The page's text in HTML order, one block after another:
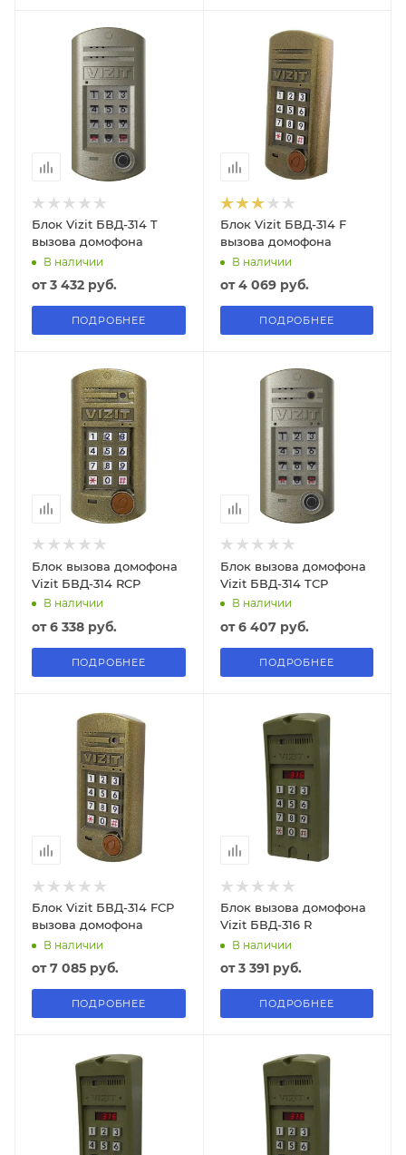
Блок Vizit БВД-314 T
вызова домофона
В наличии
от3 432 руб.
ПОДРОБНЕЕ
Блок Vizit БВД-314 F
вызова домофона
В наличии
от4 069 руб.
ПОДРОБНЕЕ
Блок вызова домофона
Vizit БВД-314 RCP
В наличии
от6 338 руб.
ПОДРОБНЕЕ
Блок вызова домофона
Vizit БВД-314 TCP
В наличии
от6 407 руб.
ПОДРОБНЕЕ
Блок Vizit БВД-314 FCP
вызова домофона
В наличии
от7 085 руб.
ПОДРОБНЕЕ
Блок вызова домофона
Vizit БВД-316 R
В наличии
от3 391 руб.
ПОДРОБНЕЕ